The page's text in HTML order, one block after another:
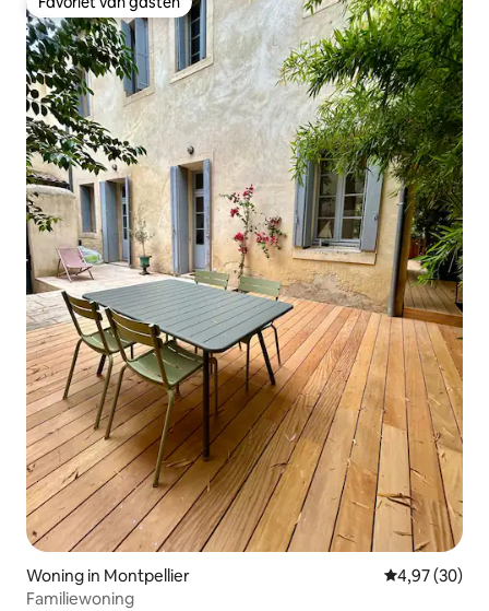
Favoriet van gasten
Woning in Montpellier Gemiddelde
4,97 (30)
Familiewoning